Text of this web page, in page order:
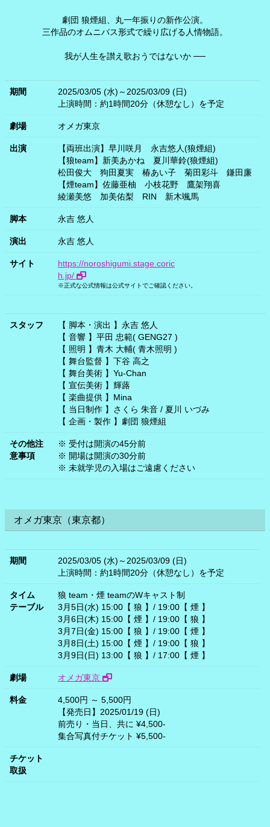
劇団 狼煙組、丸一年振りの新作公演。
三作品のオムニバス形式で繰り広げる人情物語。
我が人生を讃え歌おうではないか ──
期間
2025/03/05 (水)～2025/03/09 (日)
上演時間：約1時間20分（休憩なし）を予定
劇場 オメガ東京
出演 【両班出演】早川咲月
永吉悠人(狼煙組)
【狼team】新美あかね
夏川華鈴(狼煙組)
松田俊大
狗田夏実 椿あい子 菊田彩斗
鎌田廉
【煙team】佐藤亜柚
小枝花野
鷹架翔喜
綾瀬美悠
加美佑梨 RIN 新木颯馬
脚本 永吉 悠人
演出 永吉 悠人
サイト
https://noroshigumi.stage.coric
h.jp/
※正式な公式情報は公式サイトでご確認ください。
スタッフ
【 脚本・演出 】永吉 悠人
【 音響 】平田 忠範( GENG27 )
【 照明 】青木 大輔( 青木照明 )
【 舞台監督 】下谷 高之
【 舞台美術 】Yu-Chan
【 宣伝美術 】輝蕗
【 楽曲提供 】Mina
【 当日制作 】さくら 朱音 / 夏川 いづみ
【 企画・製作 】劇団 狼煙組
その他注
意事項
※ 受付は開演の45分前
※ 開場は開演の30分前
※ 未就学児の入場はご遠慮ください
オメガ東京（東京都）
期間
2025/03/05 (水)～2025/03/09 (日)
上演時間：約1時間20分（休憩なし）を予定
タイム
テーブル
狼 team・煙 teamのWキャスト制
3月5日(水) 15:00【 狼 】/ 19:00【 煙 】
3月6日(木) 15:00【 煙 】/ 19:00【 狼 】
3月7日(金) 15:00【 狼 】/ 19:00【 煙 】
3月8日(土) 15:00【 煙 】/ 19:00【 狼 】
3月9日(日) 13:00【 狼 】/ 17:00【 煙 】
劇場 オメガ東京
料金
4,500円 ～ 5,500円
【発売日】2025/01/19 (日)
前売り・当日、共に ¥4,500-
集合写真付チケット ¥5,500-
チケット
取扱